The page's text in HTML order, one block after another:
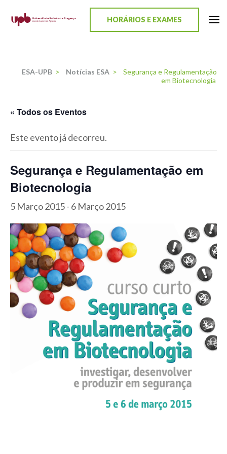
HORÁRIOS E EXAMES
ESA-UPB > Notícias ESA >
Segurança e Regulamentação
em Biotecnologia
« Todos os Eventos
Este evento já decorreu.
Segurança e Regulamentação em
Biotecnologia
5 Março 2015- 6 Março 2015